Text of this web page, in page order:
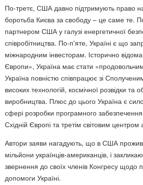
По-третє, США давно підтримують право
боротьба Києва за свободу – це саме те.
партнером США у галузі енергетичної
співробітництва. По-п'яте, Україні є що
міжнародним інвесторам. Історично
Європи», Україна має стати
Україна повністю співпрацює зі
високих технологій, космічної розвідки та
виробництва. Плюс до цього Україна є
сфері розробки програмного
Східній Європі та третім світовим центром
Автори заяви нагадують, що в США
мільйони українців-американців, і
звернення до своїх членів Конгресу щодо
допомоги Україні.